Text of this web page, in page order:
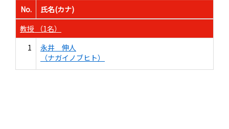
No.
氏名(カナ)
教授 （1名）
1
永井 伸人
（ナガイノブヒト）